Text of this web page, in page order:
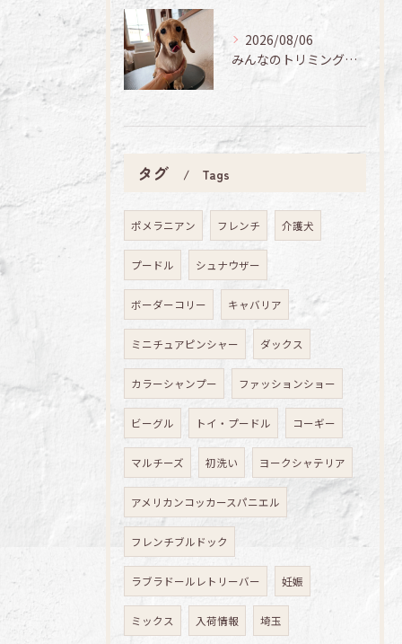
2026/08/06
みんなのトリミング日記🌟
タグ Tags
ポメラニアン フレンチ 介護犬
プードル シュナウザー
ボーダーコリー キャバリア
ミニチュアピンシャー ダックス
カラーシャンプー ファッションショー
ビーグル トイ・プードル コーギー
マルチーズ 初洗い ヨークシャテリア
アメリカンコッカースパニエル
フレンチブルドック
ラブラドールレトリーバー 妊娠
ミックス 入荷情報 埼玉